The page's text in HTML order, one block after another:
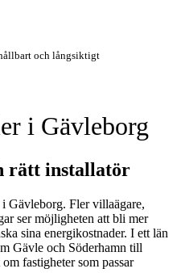
och långsiktigt
i Gävleborg
rätt installatör
Gävleborg. Fler villaägare,
ser möjligheten att bli mer
sina energikostnader. I ett län
Gävle och Söderhamn till
fastigheter som passar